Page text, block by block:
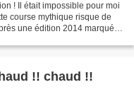
! Il était impossible pour moi
course mythique risque de
une édition 2014 marquée
!! chaud !!